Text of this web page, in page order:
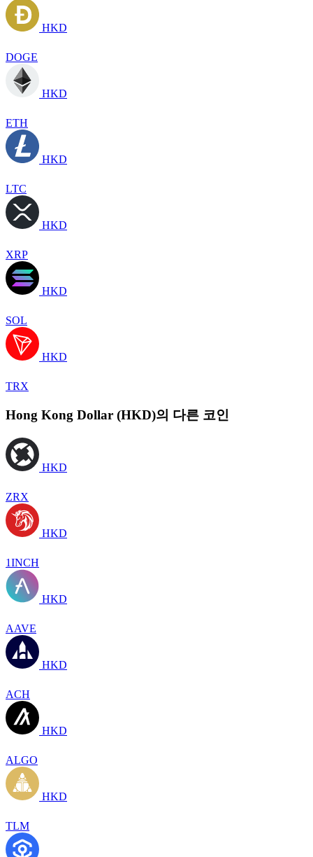
HKD
DOGE
HKD
ETH
HKD
LTC
HKD
XRP
HKD
SOL
HKD
TRX
Hong Kong Dollar (HKD)의 다른 코인
HKD
ZRX
HKD
1INCH
HKD
AAVE
HKD
ACH
HKD
ALGO
HKD
TLM